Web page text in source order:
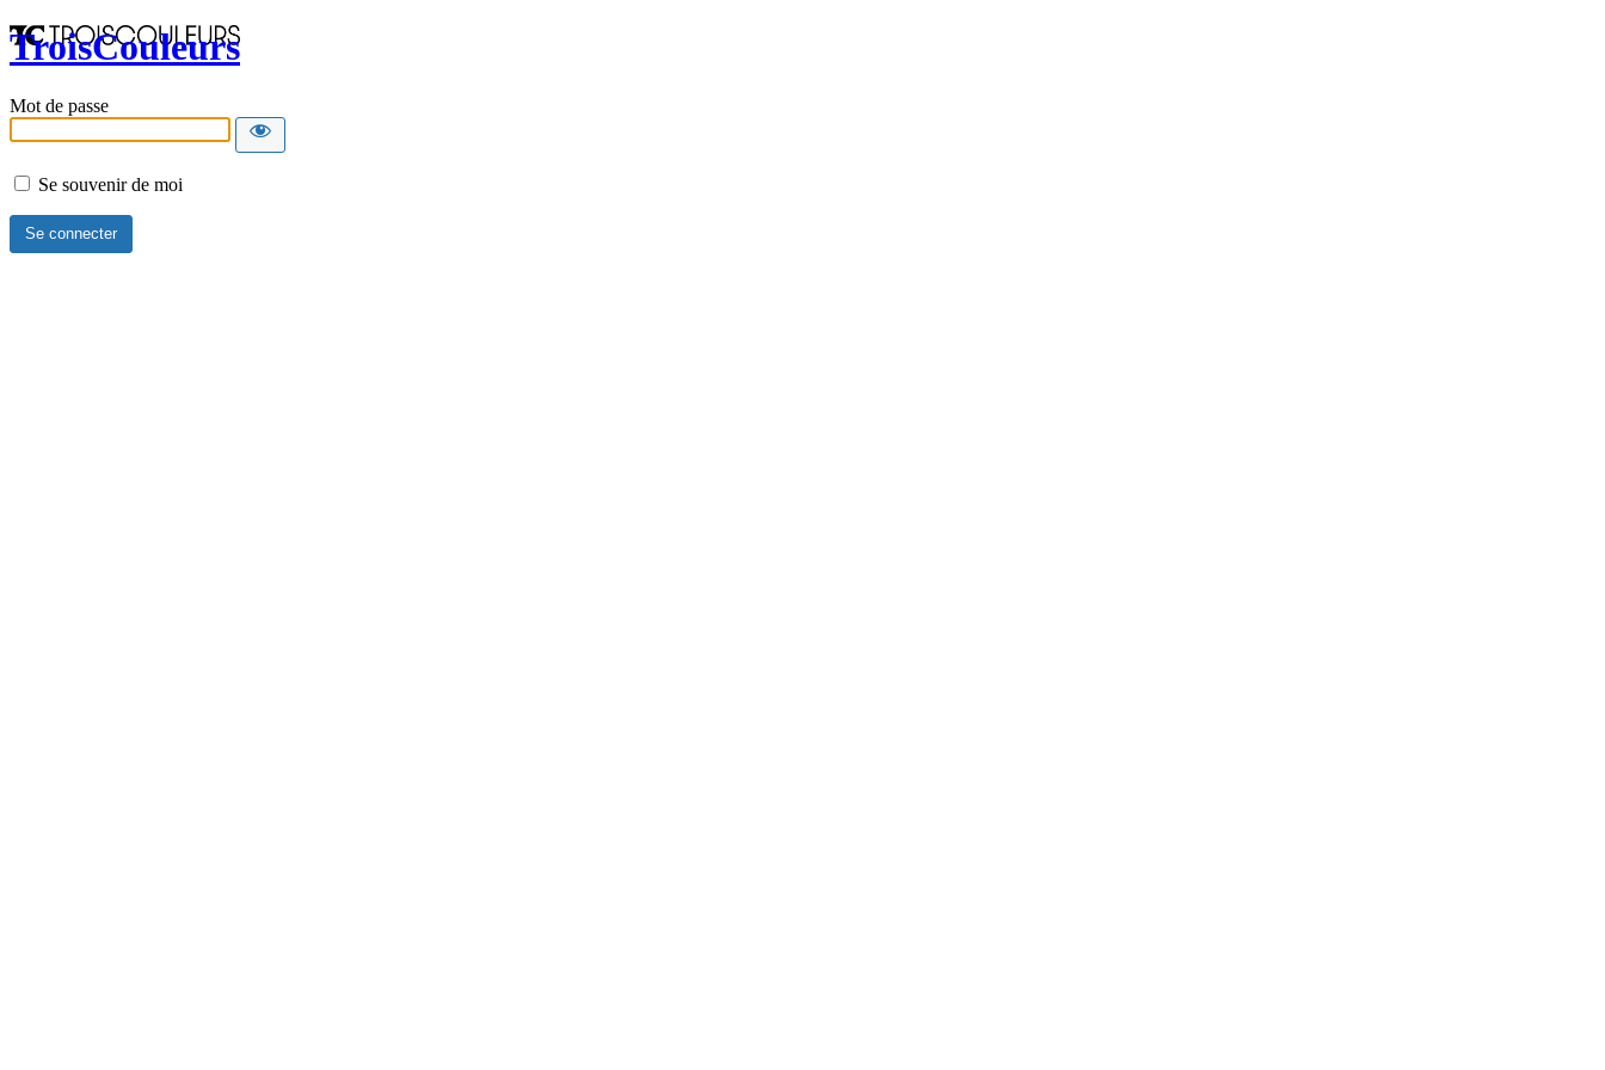
TroisCouleurs
Mot de passe
Se souvenir de moi